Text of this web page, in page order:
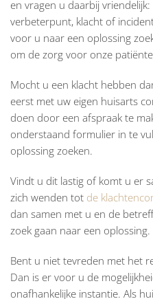
en vragen u daarbij
verbeterpunt, klacht of
voor u naar een oplossing
om de zorg voor onze
Mocht u een klacht hebben
eerst met uw eigen huisarts
doen door een afspraak te
onderstaand formulier in te
oplossing zoeken.
Vindt u dit lastig of komt u er
zich wenden tot de
dan samen met u en de
zoek gaan naar een oplossing.
Bent u niet tevreden met het
Dan is er voor u de
onafhankelijke instantie. Als